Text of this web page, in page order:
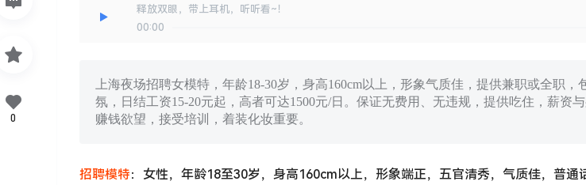
释放双眼，带上耳机，听听看~！
00:00
上海夜场招聘女模特，年龄18-30岁，身高160cm以上，形象气质佳，提供兼职或全职，
氛，日结工资15-20元起，高者可达1500元/日。保证无费用、无违规，提供吃住，薪资
赚钱欲望，接受培训，着装化妆重要。
招聘模特：女性，年龄18至30岁，身高160cm以上，形象端正，五官清秀，气质佳，普通
0